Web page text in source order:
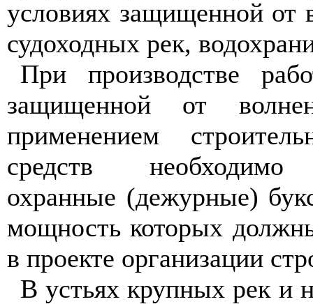
условиях защищенной от
судоходных рек,
При производстве
защищенной от
применением
средств необходимо
охранные (дежурные)
мощность которых
в проекте организации
В устьях крупных рек и